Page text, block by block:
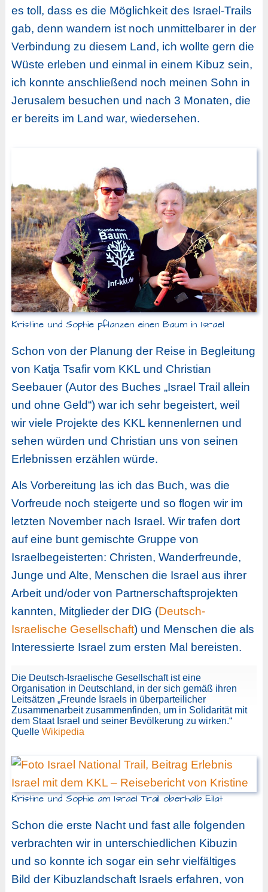
es toll, dass es die Möglichkeit des Israel-Trails
gab, denn wandern ist noch unmittelbarer in der
Verbindung zu diesem Land, ich wollte gern die
Wüste erleben und einmal in einem Kibuz sein,
ich konnte anschließend noch meinen Sohn in
Jerusalem besuchen und nach 3 Monaten, die
er bereits im Land war, wiedersehen.
Kristine und Sophie pflanzen einen Baum in Israel
Schon von der Planung der Reise in Begleitung
von Katja Tsafir vom KKL und Christian
Seebauer (Autor des Buches „Israel Trail allein
und ohne Geld“) war ich sehr begeistert, weil
wir viele Projekte des KKL kennenlernen und
sehen würden und Christian uns von seinen
Erlebnissen erzählen würde.
Als Vorbereitung las ich das Buch, was die
Vorfreude noch steigerte und so flogen wir im
letzten November nach Israel. Wir trafen dort
auf eine bunt gemischte Gruppe von
Israelbegeisterten: Christen, Wanderfreunde,
Junge und Alte, Menschen die Israel aus ihrer
Arbeit und/oder von Partnerschaftsprojekten
kannten, Mitglieder der DIG (Deutsch-
Israelische Gesellschaft) und Menschen die als
Interessierte Israel zum ersten Mal bereisten.
Die Deutsch-Israelische Gesellschaft ist eine
Organisation in Deutschland, in der sich gemäß ihren
Leitsätzen „Freunde Israels in überparteilicher
Zusammenarbeit zusammenfinden, um in Solidarität mit
dem Staat Israel und seiner Bevölkerung zu wirken.“
Quelle Wikipedia
Kristine und Sophie am Israel Trail oberhalb Eilat
Schon die erste Nacht und fast alle folgenden
verbrachten wir in unterschiedlichen Kibuzin
und so konnte ich sogar ein sehr vielfältiges
Bild der Kibuzlandschaft Israels erfahren, von